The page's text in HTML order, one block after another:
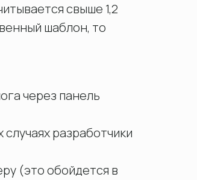
свыше 1,2
шаблон, то
через панель
разработчики
(это обойдется в